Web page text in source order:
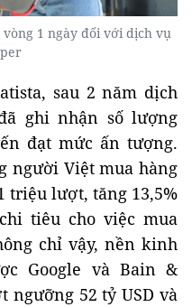
1 ngày đối với dịch vụ
sau 2 năm dịch
ghi nhận số lượng
đạt mức ấn tượng.
người Việt mua hàng
triệu lượt, tăng 13,5%
tiêu cho việc mua
chỉ vậy, nền kinh
Google và Bain &
ngưỡng 52 tỷ USD và